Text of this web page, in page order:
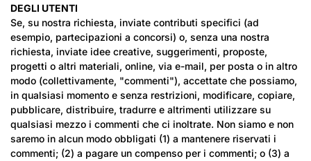
DEGLI UTENTI
Se, su nostra richiesta, inviate contributi specifici (ad
esempio, partecipazioni a concorsi) o, senza una nostra
richiesta, inviate idee creative, suggerimenti, proposte,
progetti o altri materiali, online, via e-mail, per posta o in altro
modo (collettivamente, "commenti"), accettate che possiamo,
in qualsiasi momento e senza restrizioni, modificare, copiare,
pubblicare, distribuire, tradurre e altrimenti utilizzare su
qualsiasi mezzo i commenti che ci inoltrate. Non siamo e non
saremo in alcun modo obbligati (1) a mantenere riservati i
commenti; (2) a pagare un compenso per i commenti; o (3) a